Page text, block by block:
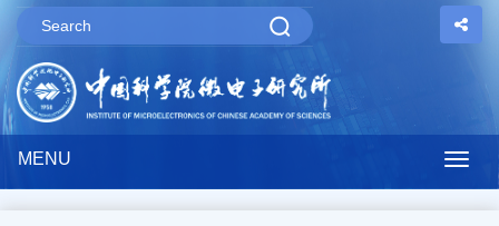
MENU